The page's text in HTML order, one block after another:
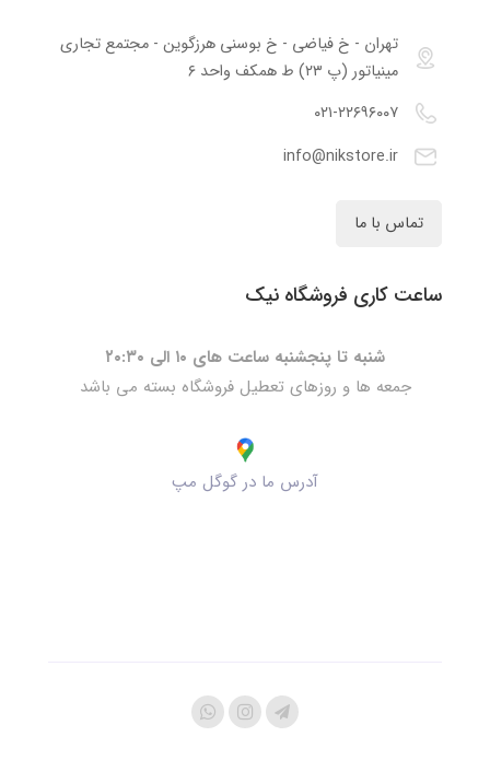
تهران - خ فیاضی - خ بوسنی هرزگوین - مجتمع تجاری
مینیاتور (پ ۲۳) ط همکف واحد ۶
۰۲۱-۲۲۶۹۶۰۰۷
info@nikstore.ir
تماس با ما
ساعت کاری فروشگاه نیک
شنبه تا پنجشنبه ساعت های ۱۰ الی ۲۰:۳۰
جمعه ها و روزهای تعطیل فروشگاه بسته می باشد
آدرس ما در گوگل مپ